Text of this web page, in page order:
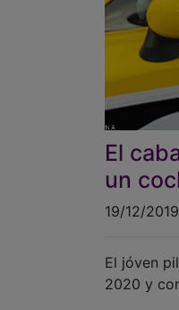
El
un
19/12/
El jóven
2020 y